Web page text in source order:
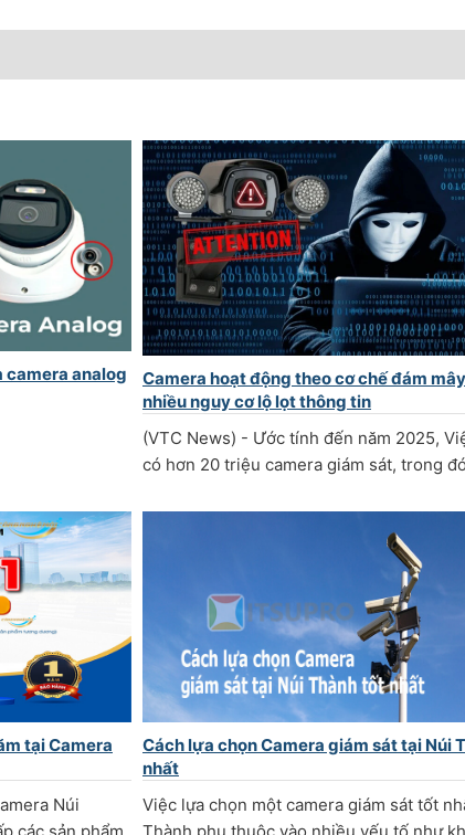
camera analog
Camera hoạt động theo cơ chế đám
nhiều nguy cơ lộ lọt thông tin
(VTC News) - Ước tính đến năm 2025,
có hơn 20 triệu camera giám sát, trong
tại Camera
Núi
các sản phẩm
Cách lựa chọn Camera giám sát tại Núi
nhất
Việc lựa chọn một camera giám sát tốt
Thành phụ thuộc vào nhiều yếu tố như